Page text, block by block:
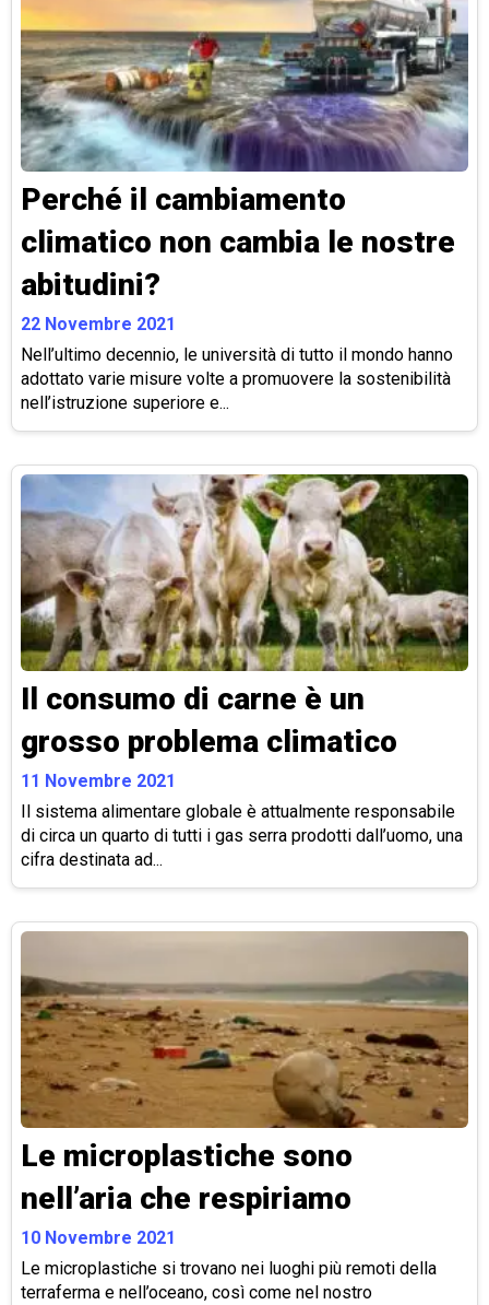
Perché il cambiamento
climatico non cambia le nostre
abitudini?
22 Novembre 2021
Nell’ultimo decennio, le università di tutto il mondo hanno
adottato varie misure volte a promuovere la sostenibilità
nell’istruzione superiore e...
Il consumo di carne è un
grosso problema climatico
11 Novembre 2021
Il sistema alimentare globale è attualmente responsabile
di circa un quarto di tutti i gas serra prodotti dall’uomo, una
cifra destinata ad...
Le microplastiche sono
nell’aria che respiriamo
10 Novembre 2021
Le microplastiche si trovano nei luoghi più remoti della
terraferma e nell’oceano, così come nel nostro